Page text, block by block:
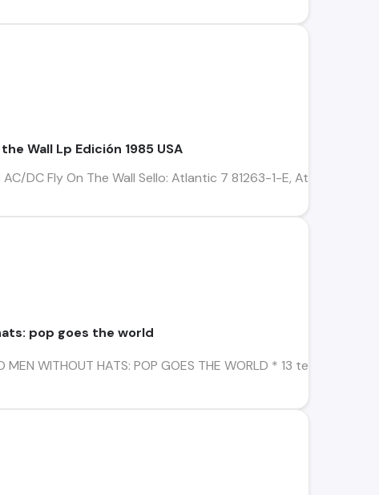
Wall Lp Edición 1985 USA
DC Fly On The Wall Sello: Atlantic 7 81263-1-E, Atlantic
pop goes the world
MEN WITHOUT HATS: POP GOES THE WORLD * 13 temas,